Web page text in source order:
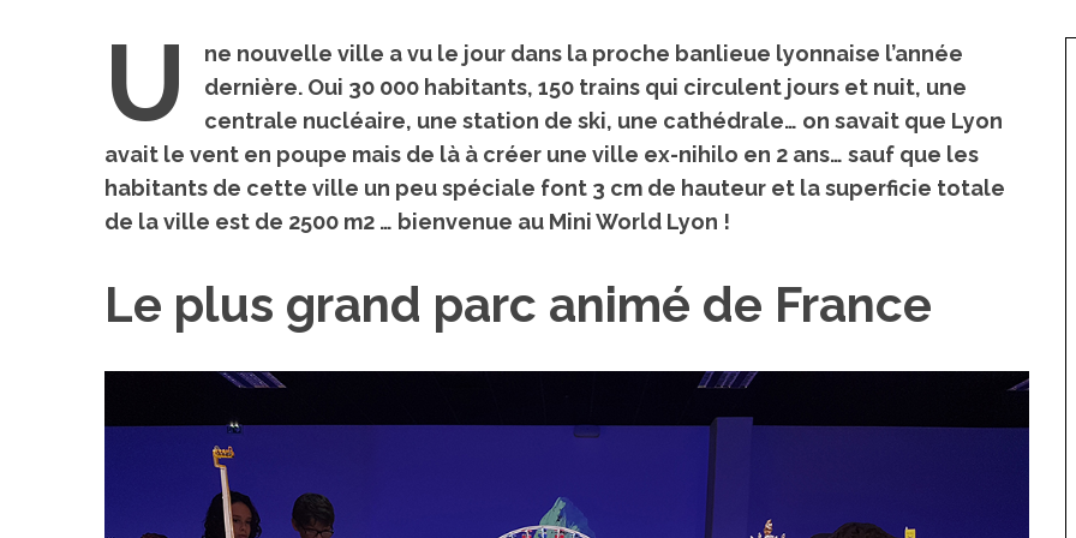
U
ne nouvelle ville a vu le jour dans la proche banlieue lyonnaise l’année
dernière. Oui 30 000 habitants, 150 trains qui circulent jours et nuit, une
centrale nucléaire, une station de ski, une cathédrale… on savait que Lyon
avait le vent en poupe mais de là à créer une ville ex-nihilo en 2 ans… sauf que les
habitants de cette ville un peu spéciale font 3 cm de hauteur et la superficie totale
de la ville est de 2500 m2 … bienvenue au Mini World Lyon !
Le plus grand parc animé de France